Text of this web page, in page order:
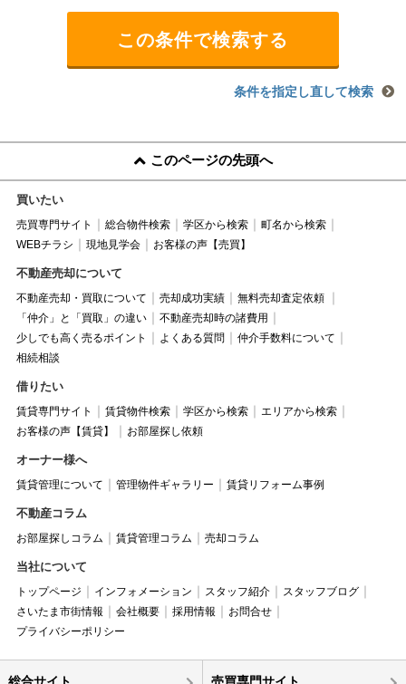
条件を指定し直して検索
このページの先頭へ
買いたい
売買専門サイト 総合物件検索 学区から検索
町名から検索
WEBチラシ
現地見学会 お客様の声【売買】
不動産売却について
不動産売却・買取について 売却成功実績
無料売却査定依頼
「仲介」と「買取」の違い
不動産売却時の諸費用
少しでも高く売るポイント
よくある質問
仲介手数料について
相続相談
借りたい
賃貸専門サイト 賃貸物件検索 学区から検索
エリアから検索
お客様の声【賃貸】
お部屋探し依頼
オーナー様へ
賃貸管理について 管理物件ギャラリー 賃貸リフォーム事例
不動産コラム
お部屋探しコラム 賃貸管理コラム 売却コラム
当社について
トップページ インフォメーション スタッフ紹介
スタッフブログ
さいたま市街情報
会社概要 採用情報
お問合せ
プライバシーポリシー
総合サイト 売買専門サイト